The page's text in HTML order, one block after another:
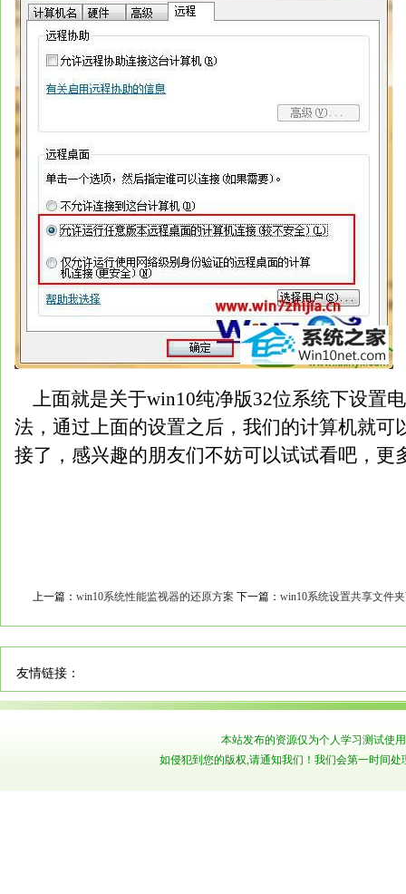
上面就是关于win10纯净版32位系统下设置
法，通过上面的设置之后，我们的计算机就可
接了，感兴趣的朋友们不妨可以试试看吧，更
上一篇： win10系统性能监视器的还原方案 下一篇： win10系统设置共享文件
友情链接：
本站发布的资源仅为个人学习测试使
如侵犯到您的版权,请通知我们！我们会第一时间处